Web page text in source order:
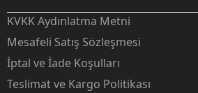
KVKK Aydınlatma Metni
Mesafeli Satış Sözleşmesi
İptal ve İade Koşulları
Teslimat ve Kargo Politikası